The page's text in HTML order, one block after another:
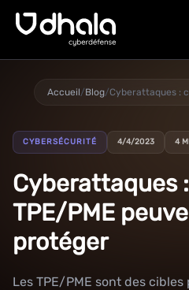
Accueil/Blog/
CYBERSÉCURITÉ 4/4/2023 4
Cyberattaques
TPE/PME
protéger
Les TPE/PME sont des